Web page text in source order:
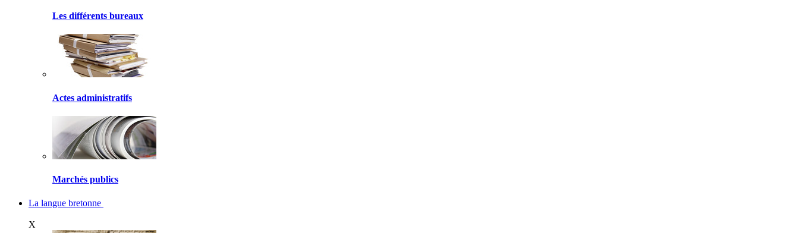
Les différents bureaux
Actes administratifs
Marchés publics
La langue bretonne
X